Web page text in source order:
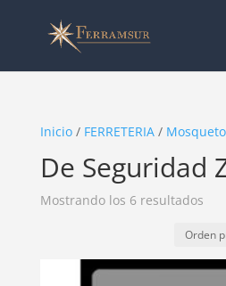
Inicio/ FERRETERIA/
De Seguridad
Mostrando los 6 resultados